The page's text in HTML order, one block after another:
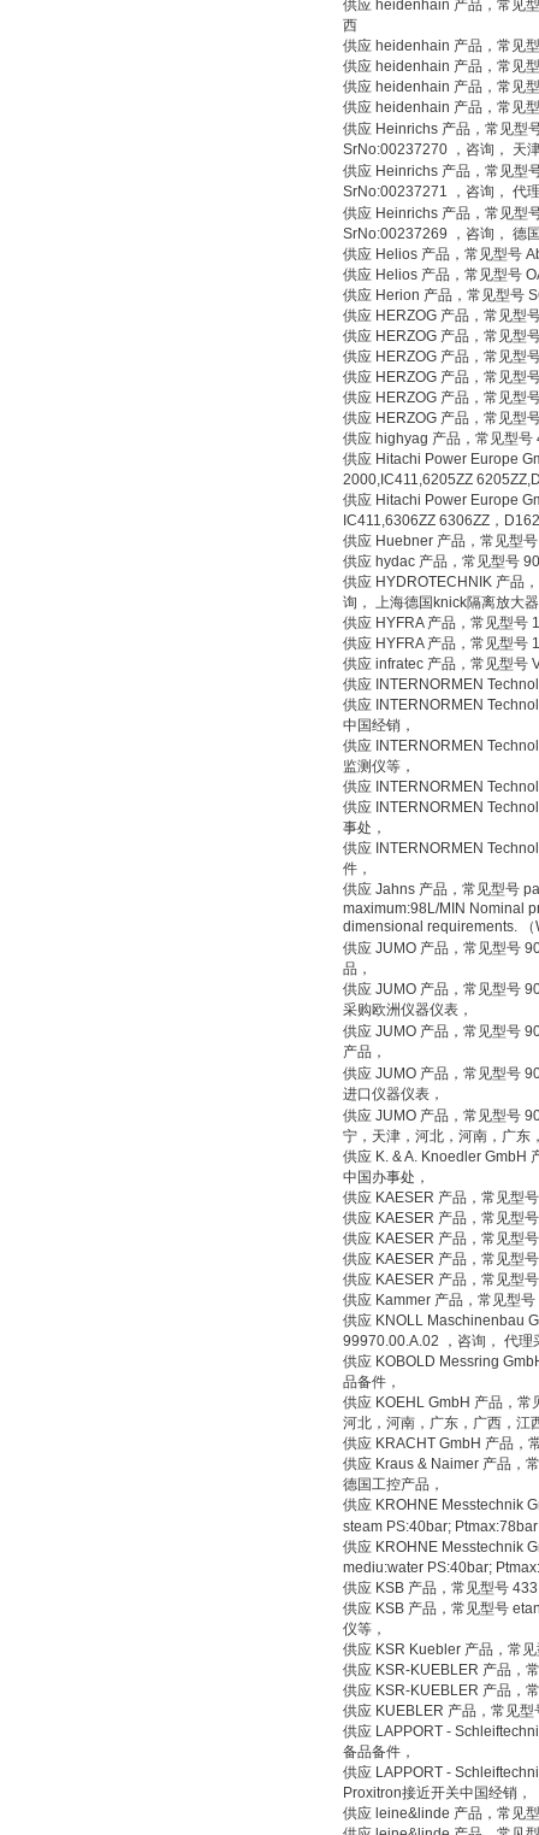
供应 heidenhain 产品，常见
西
供应 heidenhain 产品，常见
供应 heidenhain 产品，常见
供应 heidenhain 产品，常见
供应 heidenhain 产品，常见
供应 Heinrichs 产品，常见型
SrNo:00237270 ，咨询， 天
供应 Heinrichs 产品，常见型
SrNo:00237271 ，咨询， 代
供应 Heinrichs 产品，常见型
SrNo:00237269 ，咨询， 德
供应 Helios 产品，常见型号
供应 Helios 产品，常见型号
供应 Herion 产品，常见型号
供应 HERZOG 产品，常见型
供应 HERZOG 产品，常见型
供应 HERZOG 产品，常见型
供应 HERZOG 产品，常见型
供应 HERZOG 产品，常见型
供应 HERZOG 产品，常见型
供应 highyag 产品，常见型
供应 Hitachi Power Europe
2000,IC411,6205ZZ
供应 Hitachi Power Europe
IC411,6306ZZ 6306ZZ，
供应 Huebner 产品，常见型
供应 hydac 产品，常见型号
供应 HYDROTECHNIK 产品
询， 上海德国knick隔离放大
供应 HYFRA 产品，常见型号
供应 HYFRA 产品，常见型号
供应 infratec 产品，常见型号
供应 INTERNORMEN
供应 INTERNORMEN
中国经销，
供应 INTERNORMEN
监测仪等，
供应 INTERNORMEN
供应 INTERNORMEN
事处，
供应 INTERNORMEN
件，
供应 Jahns 产品，常见型号
maximum:98L/MIN Nominal
dimensional requirements.
供应 JUMO 产品，常见型号
品，
供应 JUMO 产品，常见型号
采购欧洲仪器仪表，
供应 JUMO 产品，常见型号
产品，
供应 JUMO 产品，常见型号
进口仪器仪表，
供应 JUMO 产品，常见型号
宁，天津，河北，河南，广东
供应 K. & A. Knoedler GmbH
中国办事处，
供应 KAESER 产品，常见型
供应 KAESER 产品，常见型
供应 KAESER 产品，常见型
供应 KAESER 产品，常见型
供应 KAESER 产品，常见型
供应 Kammer 产品，常见型
供应 KNOLL Maschinenbau
99970.00.A.02 ，咨询， 代理
供应 KOBOLD Messring
品备件，
供应 KOEHL GmbH 产品，常
河北，河南，广东，广西，江
供应 KRACHT GmbH 产品，
供应 Kraus & Naimer 产品，
德国工控产品，
供应 KROHNE Messtechnik
steam PS:40bar;
供应 KROHNE Messtechnik
mediu:water PS:40bar;
供应 KSB 产品，常见型号
供应 KSB 产品，常见型号
仪等，
供应 KSR Kuebler 产品，常
供应 KSR-KUEBLER 产品，
供应 KSR-KUEBLER 产品，
供应 KUEBLER 产品，常见
供应 LAPPORT -
备品备件，
供应 LAPPORT -
Proxitron接近开关中国经销，
供应 leine&linde 产品，常见